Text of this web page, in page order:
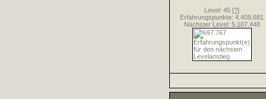
Level: 45 [?]
Erfahrungspunkte: 4.409.681
Nächster Level: 5.107.448